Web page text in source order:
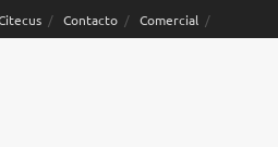
Contacto Comercial